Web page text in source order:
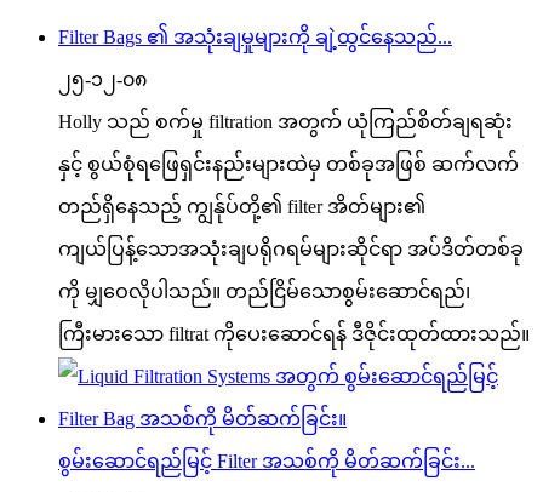
Filter Bags ၏ အသုံးချမှုများကို ချဲ့ထွင်နေသည်...
၂၅-၁၂-၀၈
Holly သည် စက်မှု filtration အတွက် ယုံကြည်စိတ်ချရဆုံး
နှင့် စွယ်စုံရဖြေရှင်းနည်းများထဲမှ တစ်ခုအဖြစ် ဆက်လက်
တည်ရှိနေသည့် ကျွန်ုပ်တို့၏ filter အိတ်များ၏
ကျယ်ပြန့်သောအသုံးချပရိုဂရမ်များဆိုင်ရာ အပ်ဒိတ်တစ်ခု
ကို မျှဝေလိုပါသည်။ တည်ငြိမ်သောစွမ်းဆောင်ရည်၊
ကြီးမားသော filtrat ကိုပေးဆောင်ရန် ဒီဇိုင်းထုတ်ထားသည်။
စွမ်းဆောင်ရည်မြင့် Filter အသစ်ကို မိတ်ဆက်ခြင်း...